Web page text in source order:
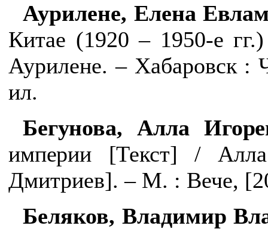
Аурилене, Елена
Китае (1920 – 1950-е
Аурилене. – Хабаровск :
ил.
Бегунова, Алла
империи [Текст] / Алла
Дмитриев]. – М. : Вече,
Беляков, Владимир